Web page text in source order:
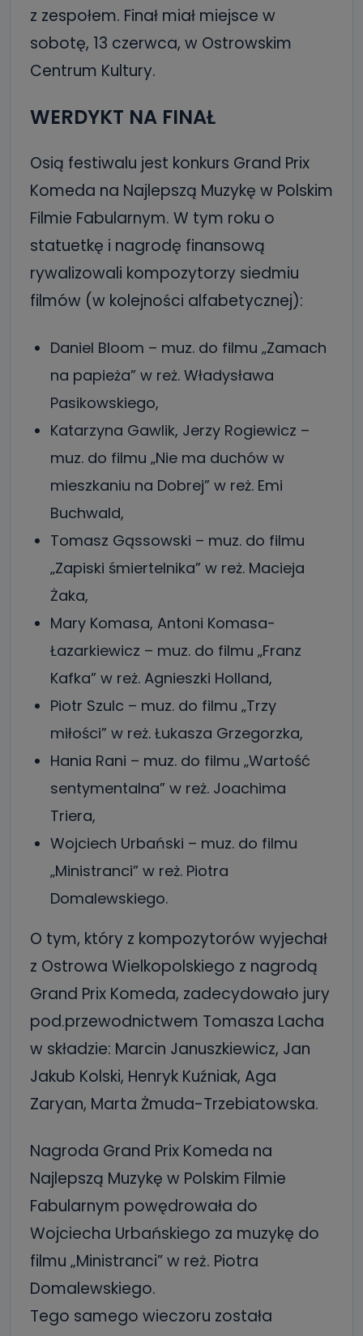
z zespołem. Finał miał miejsce w
sobotę, 13 czerwca, w Ostrowskim
Centrum Kultury.
WERDYKT NA FINAŁ
Osią festiwalu jest konkurs Grand Prix
Komeda na Najlepszą Muzykę w Polskim
Filmie Fabularnym. W tym roku o
statuetkę i nagrodę finansową
rywalizowali kompozytorzy siedmiu
filmów (w kolejności alfabetycznej):
Daniel Bloom – muz. do filmu „Zamach
na papieża” w reż. Władysława
Pasikowskiego,
Katarzyna Gawlik, Jerzy Rogiewicz –
muz. do filmu „Nie ma duchów w
mieszkaniu na Dobrej” w reż. Emi
Buchwald,
Tomasz Gąssowski – muz. do filmu
„Zapiski śmiertelnika” w reż. Macieja
Żaka,
Mary Komasa, Antoni Komasa-
Łazarkiewicz – muz. do filmu „Franz
Kafka” w reż. Agnieszki Holland,
Piotr Szulc – muz. do filmu „Trzy
miłości” w reż. Łukasza Grzegorzka,
Hania Rani – muz. do filmu „Wartość
sentymentalna” w reż. Joachima
Triera,
Wojciech Urbański – muz. do filmu
„Ministranci” w reż. Piotra
Domalewskiego.
O tym, który z kompozytorów wyjechał
z Ostrowa Wielkopolskiego z nagrodą
Grand Prix Komeda, zadecydowało jury
pod.przewodnictwem Tomasza Lacha
w składzie: Marcin Januszkiewicz, Jan
Jakub Kolski, Henryk Kuźniak, Aga
Zaryan, Marta Żmuda-Trzebiatowska.
Nagroda Grand Prix Komeda na
Najlepszą Muzykę w Polskim Filmie
Fabularnym powędrowała do
Wojciecha Urbańskiego za muzykę do
filmu „Ministranci” w reż. Piotra
Domalewskiego.
Tego samego wieczoru została